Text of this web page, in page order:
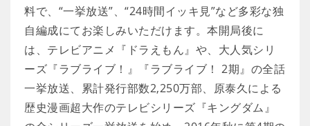
料で、“一挙放送”、“24時間イッキ見”など多彩な独
自編成にてお楽しみいただけます。本開局後に
は、テレビアニメ『ドラえもん』や、大人気シリ
ーズ『ラブライブ！』『ラブライブ！ 2期』の全話
一挙放送、累計発行部数2,250万部、原泰久による
歴史漫画超大作のテレビシリーズ『キングダム』